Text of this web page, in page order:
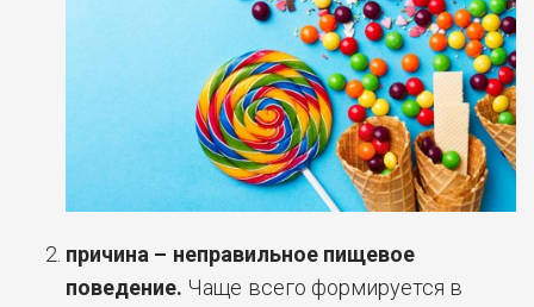
причина – неправильное пищевое
поведение. Чаще всего формируется в